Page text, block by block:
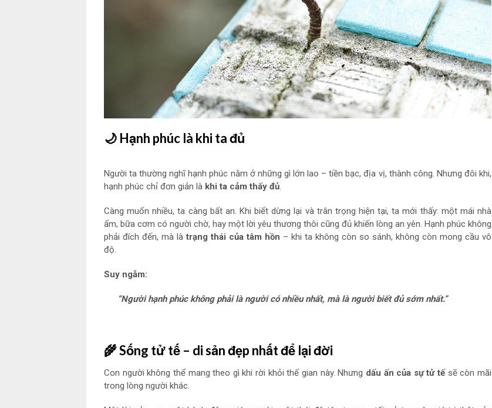
🌙 Hạnh phúc là khi ta đủ
Người ta thường nghĩ hạnh phúc nằm ở những gì lớn lao – tiền bạc, địa vị, thành công. Nhưng đôi khi,
hạnh phúc chỉ đơn giản là khi ta cảm thấy đủ.
Càng muốn nhiều, ta càng bất an. Khi biết dừng lại và trân trọng hiện tại, ta mới thấy: một mái nhà
ấm, bữa cơm có người chờ, hay một lời yêu thương thôi cũng đủ khiến lòng an yên. Hạnh phúc không
phải đích đến, mà làtrạng thái của tâm hồn – khi ta không còn so sánh, không còn mong cầu vô
độ.
Suy ngẫm:
“Người hạnh phúc không phải là người có nhiều nhất, mà là người biết đủ sớm nhất.”
🌾Sống tử tế – di sản đẹp nhất để lại đời
Con người không thể mang theo gì khi rời khỏi thế gian này. Nhưng dấu ấn của sự tử tếsẽ còn mãi
trong lòng người khác.